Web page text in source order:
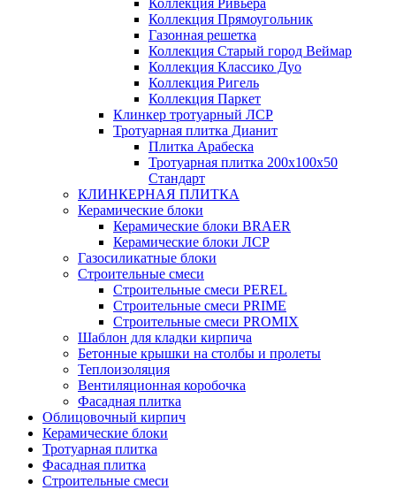
Коллекция Ривьера
Коллекция Прямоугольник
Газонная решетка
Коллекция Старый город Веймар
Коллекция Классико Дуо
Коллекция Ригель
Коллекция Паркет
Клинкер тротуарный ЛСР
Тротуарная плитка Дианит
Плитка Арабеска
Тротуарная плитка 200х100х50
Стандарт
КЛИНКЕРНАЯ ПЛИТКА
Керамические блоки
Керамические блоки BRAER
Керамические блоки ЛСР
Газосиликатные блоки
Строительные смеси
Строительные смеси PEREL
Строительные смеси PRIME
Строительные смеси PROMIX
Шаблон для кладки кирпича
Бетонные крышки на столбы и пролеты
Теплоизоляция
Вентиляционная коробочка
Фасадная плитка
Облицовочный кирпич
Керамические блоки
Тротуарная плитка
Фасадная плитка
Строительные смеси